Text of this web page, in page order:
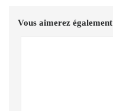
Vous aimerez également